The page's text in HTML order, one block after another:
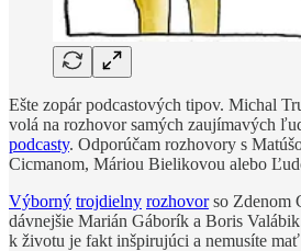
Ešte zopár podcastových tipov. Michal
volá na rozhovor samých zaujímavých
podcasty. Odporúčam rozhovory s
Cicmanom, Máriou Bielikovou alebo
Výborný trojdielny rozhovorso Zdenom
dávnejšie Marián Gáborík a Boris
k životu je fakt inšpirujúci a nemusíte